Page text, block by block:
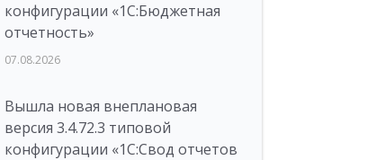
конфигурации «1C:Бюджетная
отчетность»
07.08.2026
Вышла новая внеплановая
версия 3.4.72.3 типовой
конфигурации «1C:Свод отчетов